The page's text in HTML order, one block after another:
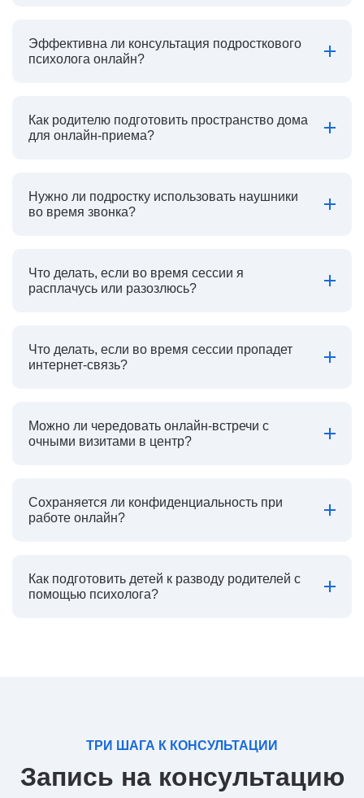
Эффективна ли консультация подросткового
психолога онлайн?
Как родителю подготовить пространство дома
для онлайн-приема?
Нужно ли подростку использовать наушники
во время звонка?
Что делать, если во время сессии я
расплачусь или разозлюсь?
Что делать, если во время сессии пропадет
интернет-связь?
Можно ли чередовать онлайн-встречи с
очными визитами в центр?
Сохраняется ли конфиденциальность при
работе онлайн?
Как подготовить детей к разводу родителей с
помощью психолога?
ТРИ ШАГА К КОНСУЛЬТАЦИИ
Запись на консультацию